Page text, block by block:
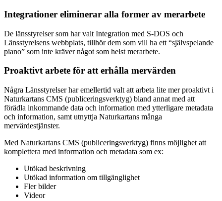
Integrationer eliminerar alla former av merarbete
De länsstyrelser som har valt Integration med S-DOS och
Länsstyrelsens webbplats, tillhör dem som vill ha ett “självspelande
piano” som inte kräver något som helst merarbete.
Proaktivt arbete för att erhålla mervärden
Några Länsstyrelser har emellertid valt att arbeta lite mer proaktivt i
Naturkartans CMS (publiceringsverktyg) bland annat med att
förädla inkommande data och information med ytterligare metadata
och information, samt utnyttja Naturkartans många
mervärdestjänster.
Med Naturkartans CMS (publiceringsverktyg) finns möjlighet att
komplettera med information och metadata som ex:
Utökad beskrivning
Utökad information om tillgänglighet
Fler bilder
Videor